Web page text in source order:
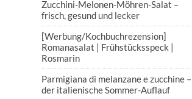
Zucchini-Melonen-Möhren-Salat –
frisch, gesund und lecker
[Werbung/Kochbuchrezension]
Romanasalat | Frühstücksspeck |
Rosmarin
Parmigiana di melanzane e zucchine –
der italienische Sommer-Auflauf